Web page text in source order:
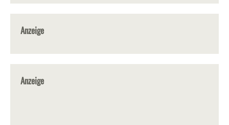
Anzeige
Anzeige